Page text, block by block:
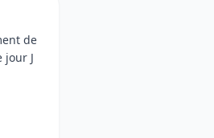
de
jour J